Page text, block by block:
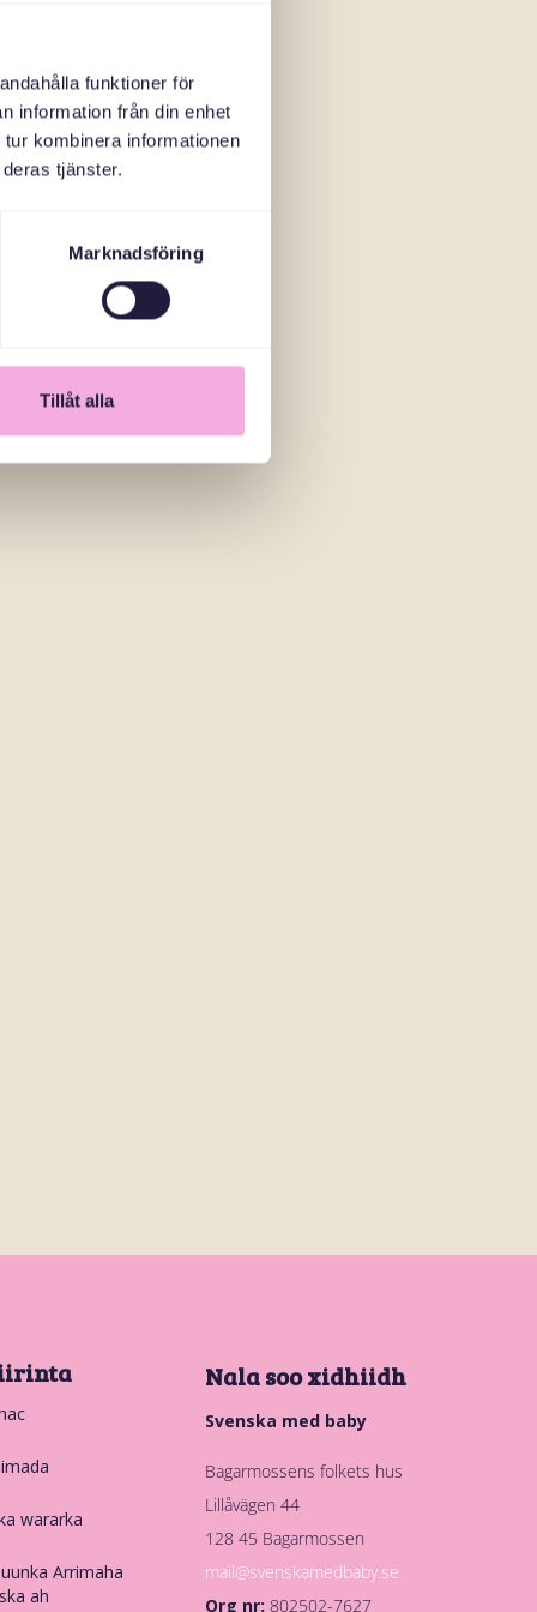
funktioner för
information från din enhet
kombinera informationen
tjänster.
Marknadsföring
Tillåt alla
wararka
Arrimaha
ah
Nala soo xidhiidh
Svenska med baby
Bagarmossens folkets hus
Lillåvägen 44
128 45 Bagarmossen
mail@svenskamedbaby.se
Org nr: 802502-7627